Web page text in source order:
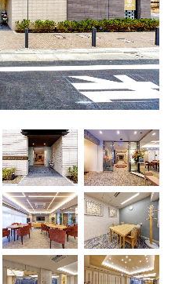
求 見学予約